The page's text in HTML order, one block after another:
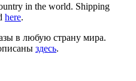
in the world. Shipping
here.
в любую страну мира.
здесь.